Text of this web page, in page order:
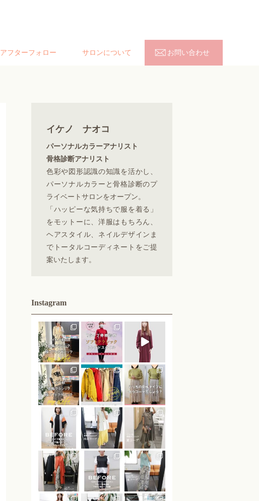
アフターフォロー サロンについて お問い合わせ
イケノ ナオコ
パーソナルカラーアナリスト
骨格診断アナリスト
色彩や図形認識の知識を活かし、
パーソナルカラーと骨格診断のプ
ライベートサロンをオープン。
「ハッピーな気持ちで服を着る」
をモットーに、洋服はもちろん、
ヘアスタイル、ネイルデザインま
でトータルコーディネートをご提
案いたします。
Instagram